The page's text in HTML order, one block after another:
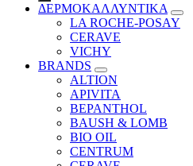
ΔΕΡΜΟΚΑΛΛΥΝΤΙΚΑ
LA ROCHE-POSAY
CERAVE
VICHY
BRANDS
ALTION
APIVITA
BEPANTHOL
BAUSH & LOMB
BIO OIL
CENTRUM